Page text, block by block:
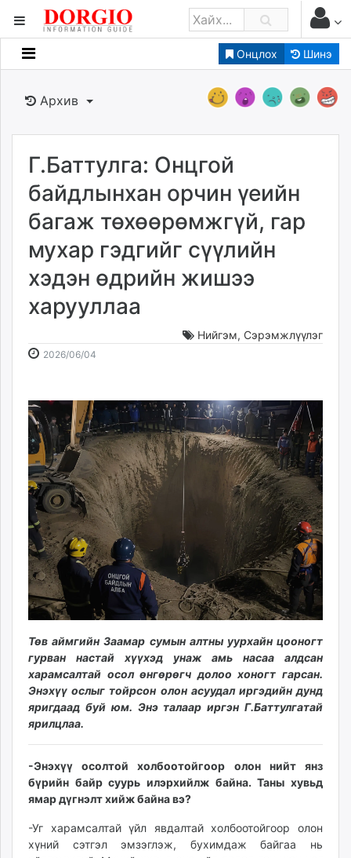
Онцлох Шинэ
Мэдээллийн
Банк санхүү
Бизнес ААН
Төрийн
Нийслэлийн
dorgio.mn
Gogo.mn
caak.mn
news.mn
zindaa.mn
tovch.mn
Livetv.mn
Eguur.mn
24tsag.mn
shuud.mn
eagle.mn
ergelt.mn
zarig.mn
today.mn
zuv.mn
mminfo.mn
ugluu.mn
urlag.mn
unen.mn
asu.mn
shudarga.mn
shuurhai.mn
unuudur.mn
fact.mn
itoim.mn
shuum.mn
times.mn
Архив
Г.Баттулга: Онцгой
байдлынхан орчин үеийн
багаж төхөөрөмжгүй, гар
мухар гэдгийг сүүлийн
хэдэн өдрийн жишээ
харууллаа
Нийгэм, Сэрэмжлүүлэг
2026/06/04
10:58:26
12:40:52
Төв аймгийн Заамар сумын алтны уурхайн цооногт
гурван настай хүүхэд унаж амь насаа алдсан
харамсалтай осол өнгөрөгч долоо хоногт гарсан.
Энэхүү ослыг тойрсон олон асуудал иргэдийн дунд
яригдаад буй юм. Энэ талаар иргэн Г.Баттулгатай
ярилцлаа.
-Энэхүү осолтой холбоотойгоор олон нийт янз
бүрийн байр суурь илэрхийлж байна. Таны хувьд
ямар дүгнэлт хийж байна вэ?
-Уг харамсалтай үйл явдалтай холбоотойгоор олон
хүний сэтгэл эмзэглэж, бухимдаж байгаа нь